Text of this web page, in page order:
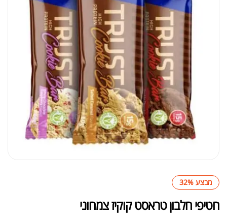
מבצע 32%
חטיפי חלבון טראסט קוקיז צמחוני